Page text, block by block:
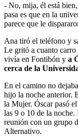
- No, mija, él está
pasa es que en la
parece que le
Ana tiró el teléfono y
Le gritó a cuanto
vivía en Fontibón y a
cerca de la
En el camino no
hijo la noche anterior.
la Mujer. Óscar pasó
las 9 o 10 de la noche.
reunión con un grupo
Alternativo.